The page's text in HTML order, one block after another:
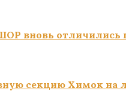
вновь
секцию Химок на